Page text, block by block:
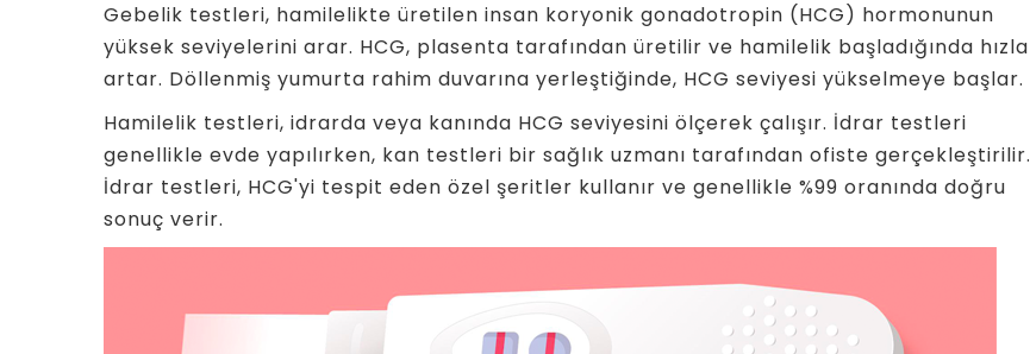
Gebelik testleri, hamilelikte üretilen insan koryonik gonadotropin (HCG) hormonunun
yüksek seviyelerini arar. HCG, plasenta tarafından üretilir ve hamilelik başladığında hızla
artar. Döllenmiş yumurta rahim duvarına yerleştiğinde, HCG seviyesi yükselmeye başlar.
Hamilelik testleri, idrarda veya kanında HCG seviyesini ölçerek çalışır. İdrar testleri
genellikle evde yapılırken, kan testleri bir sağlık uzmanı tarafından ofiste gerçekleştirilir.
İdrar testleri, HCG'yi tespit eden özel şeritler kullanır ve genellikle %99 oranında doğru
sonuç verir.